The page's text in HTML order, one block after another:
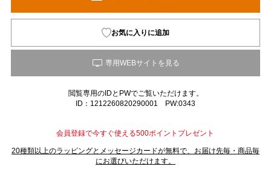
お気に入りに追加
閲覧専用のIDとPWでご覧いただけます。
ID：1212260820290001 PW:0343
会員登録で今すぐ使える500ポイントプレゼント
20種類以上のラッピングとメッセージカードが無料で、お届け先毎・商品毎
にお選びいただけます。